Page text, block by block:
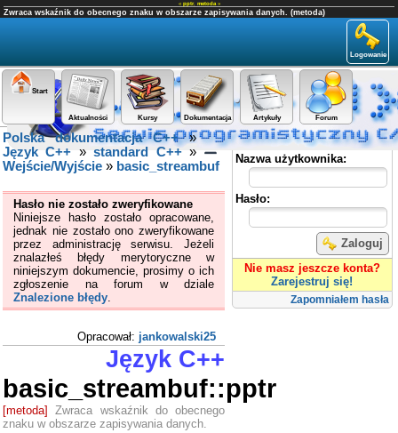
« pptr, metoda»
Zwraca wskaźnik do obecnego znaku w obszarze zapisywania danych. (metoda)
Logowanie
Start
Aktualności Kursy Dokumentacja Artykuły Forum
Panel użytkownika
Nazwa użytkownika:
Hasło:
Zaloguj
Nie masz jeszcze konta?
Zarejestruj się!
Zapomniałem hasła
Polska dokumentacja C++»
Język C++ »standard C++»
Wejście/Wyjście » basic_streambuf
Hasło nie zostało zweryfikowane
Niniejsze hasło zostało opracowane,
jednak nie zostało ono zweryfikowane
przez administrację serwisu. Jeżeli
znalazłeś błędy merytoryczne w
niniejszym dokumencie, prosimy o ich
zgłoszenie na forum w dziale
Znalezione błędy.
Opracował: jankowalski25
Język C++
basic_streambuf::pptr
[metoda]Zwraca wskaźnik do obecnego
znaku w obszarze zapisywania danych.